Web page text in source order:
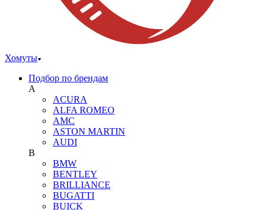
Хомуты
Подбор по брендам
A
ACURA
ALFA ROMEO
AMC
ASTON MARTIN
AUDI
B
BMW
BENTLEY
BRILLIANCE
BUGATTI
BUICK